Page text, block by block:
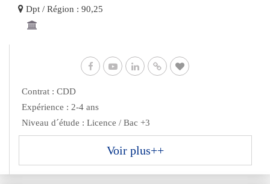
Dpt / Région : 90,25
Contrat : CDD
Expérience : 2-4 ans
Niveau d´étude : Licence / Bac +3
Voir plus++